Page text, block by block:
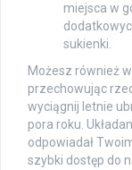
miejsca w
sukienki.
Możesz również
przechowując
wyciągnij letnie
pora roku.
odpowiadał
szybki dostęp do